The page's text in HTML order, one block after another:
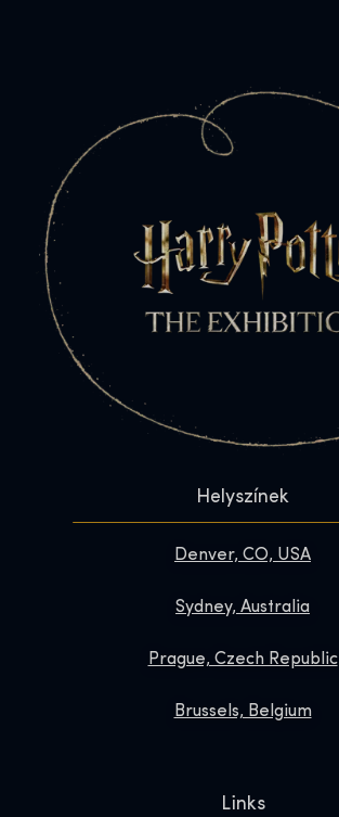
Helyszínek
Denver, CO, USA
Sydney, Australia
Prague, Czech Republic
Brussels, Belgium
Links